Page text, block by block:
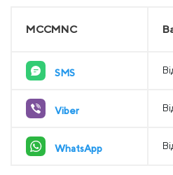
MCCMNC
SMS
Viber
WhatsApp